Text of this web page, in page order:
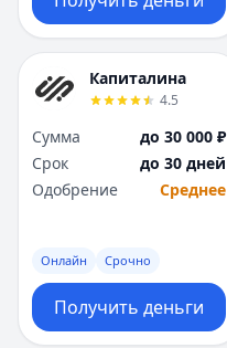
Капиталина
4.5
Сумма
до 30 000 ₽
Срок
до 30 дней
Одобрение
Среднее
Онлайн Срочно
Получить деньги